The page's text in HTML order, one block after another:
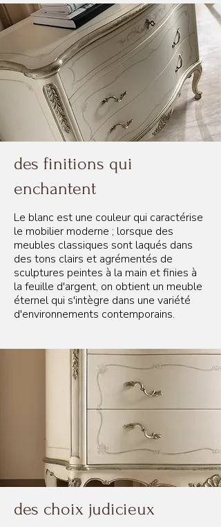
des finitions qui
enchantent
Le blanc est une couleur qui caractérise
le mobilier moderne ; lorsque des
meubles classiques sont laqués dans
des tons clairs et agrémentés de
sculptures peintes à la main et finies à
la feuille d'argent, on obtient un meuble
éternel qui s'intègre dans une variété
d'environnements contemporains.
des choix judicieux